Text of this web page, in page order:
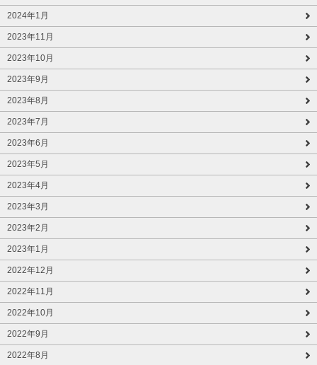
2024年1月
2023年11月
2023年10月
2023年9月
2023年8月
2023年7月
2023年6月
2023年5月
2023年4月
2023年3月
2023年2月
2023年1月
2022年12月
2022年11月
2022年10月
2022年9月
2022年8月